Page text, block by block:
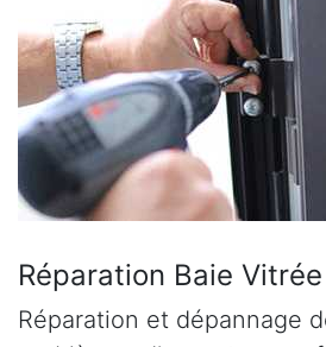
Réparation Baie
Réparation et dépannage